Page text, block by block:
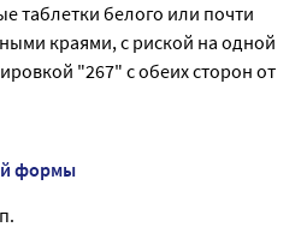
таблетки белого или почти
краями, с риской на одной
"267" с обеих сторон от
формы